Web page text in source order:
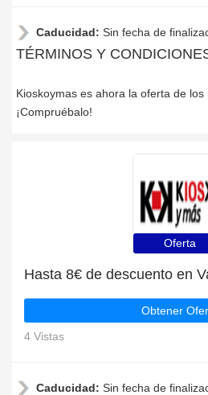
Caducidad: Sin fecha de
TÉRMINOS Y
Kioskoymas es ahora la oferta de los
¡Compruébalo!
Oferta
Obtener
4 Vistas
Caducidad: Sin fecha de